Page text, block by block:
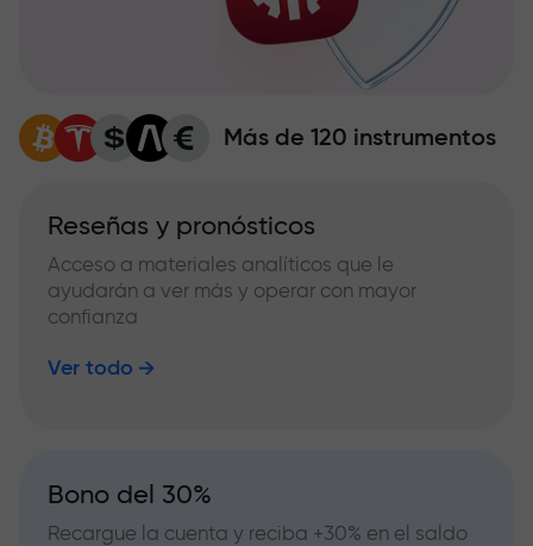
Más de 120 instrumentos
Reseñas y pronósticos
Acceso a materiales analíticos que le
ayudarán a ver más y operar con mayor
confianza
Ver todo
Bono del 30%
Recargue la cuenta y reciba +30% en el saldo